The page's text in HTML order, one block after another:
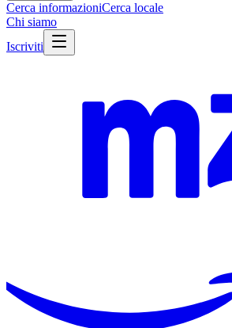
Cerca informazioniCerca locale
Chi siamo
Iscriviti